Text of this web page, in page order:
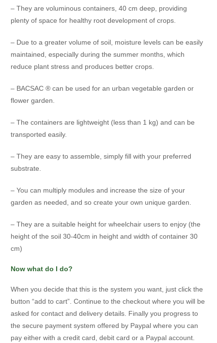
– They are voluminous containers, 40 cm deep, providing
plenty of space for healthy root development of crops.
– Due to a greater volume of soil, moisture levels can be easily
maintained, especially during the summer months, which
reduce plant stress and produces better crops.
– BACSAC ® can be used for an urban vegetable garden or
flower garden.
– The containers are lightweight (less than 1 kg) and can be
transported easily.
– They are easy to assemble, simply fill with your preferred
substrate.
– You can multiply modules and increase the size of your
garden as needed, and so create your own unique garden.
– They are a suitable height for wheelchair users to enjoy (the
height of the soil 30-40cm in height and width of container 30
cm)
Now what do I do?
When you decide that this is the system you want, just click the
button “add to cart”. Continue to the checkout where you will be
asked for contact and delivery details. Finally you progress to
the secure payment system offered by Paypal where you can
pay either with a credit card, debit card or a Paypal account.